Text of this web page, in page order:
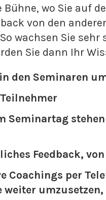
Bühne, wo Sie auf
von den
wachsen Sie
Sie dann Ihr
den Seminaren
Seminartag
Feedback,
Coachings per
weiter umzusetzen,